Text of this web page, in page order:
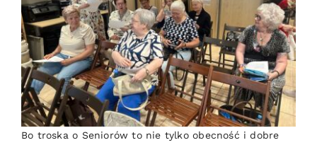
Bo troska o Seniorów to nie tylko obecność i dobre